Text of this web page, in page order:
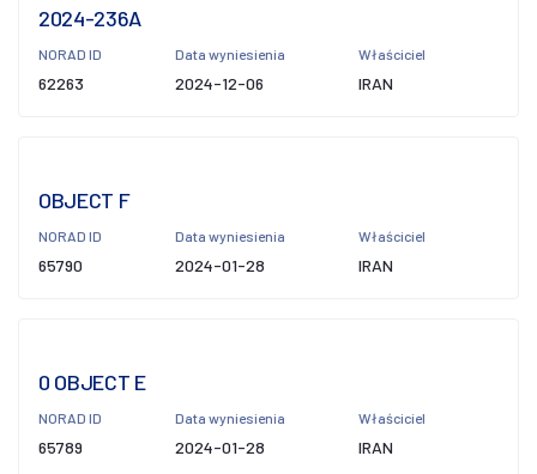
2024-236A
NORAD ID
62263
Data wyniesienia
2024-12-06
Właściciel
IRAN
OBJECT F
NORAD ID
65790
Data wyniesienia
2024-01-28
Właściciel
IRAN
0 OBJECT E
NORAD ID
65789
Data wyniesienia
2024-01-28
Właściciel
IRAN